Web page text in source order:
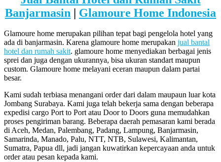
Banjarmasin | Glamoure Home Indonesia
Glamoure home merupakan pilihan tepat bagi pengelola hotel yang
ada di banjarmasin. Karena glamoure home merupakan jual bantal
hotel dan rumah sakit. glamoure home menyediakan berbagai jenis
sprei dan juga dengan ukurannya, bisa ukuran standart maupun
custom. Glamoure home melayani eceran maupun dalam partai
besar.
Kami sudah terbiasa menangani order dari dalam maupaun luar kota
Jombang Surabaya. Kami juga telah bekerja sama dengan beberapa
expedisi cargo Port to Port atau Door to Doors guna memudahkan
proses pengiriman barang. Beberapa daerah pemasaran kami berada
di Aceh, Medan, Palembang, Padang, Lampung, Banjarmasin,
Samarinda, Manado, Palu, NTT, NTB, Sulawesi, Kalimantan,
Sumatra, Papua dll, jadi jangan kuwatirkan kepercayaan anda untuk
order atau pesan kepada kami.